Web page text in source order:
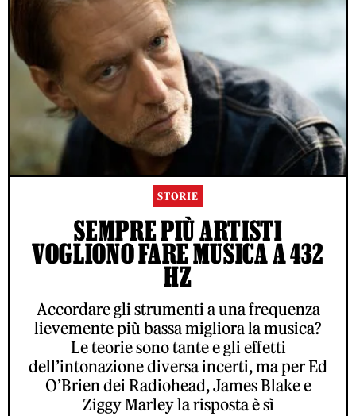
STORIE
SEMPRE PIÙ ARTISTI
VOGLIONO FARE MUSICA A 432
HZ
Accordare gli strumenti a una frequenza
lievemente più bassa migliora la musica?
Le teorie sono tante e gli effetti
dell’intonazione diversa incerti, ma per Ed
O’Brien dei Radiohead, James Blake e
Ziggy Marley la risposta è sì